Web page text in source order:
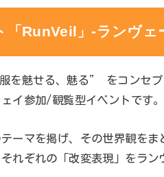
「RunVeil」-ランヴェ
を魅せる、魅る” をコンセ
イ参加/観覧型イベントです。
ーマを掲げ、その世界観をま
れぞれの「改変表現」をラン